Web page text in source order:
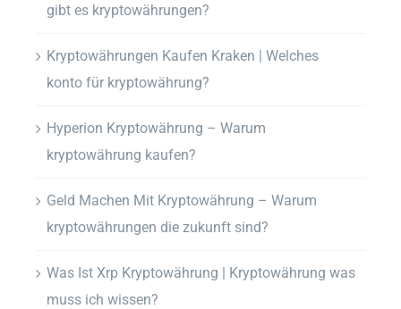
gibt es kryptowährungen?
Kryptowährungen Kaufen Kraken | Welches
konto für kryptowährung?
Hyperion Kryptowährung – Warum
kryptowährung kaufen?
Geld Machen Mit Kryptowährung – Warum
kryptowährungen die zukunft sind?
Was Ist Xrp Kryptowährung | Kryptowährung was
muss ich wissen?